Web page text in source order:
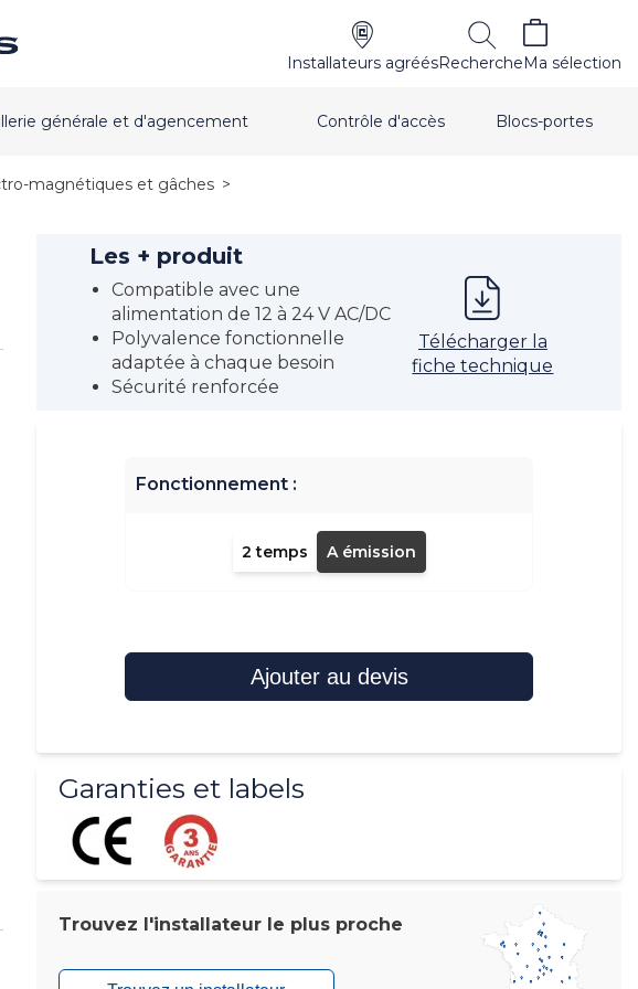
Installateurs agréésRechercheMa sélection
générale et d'agencement Contrôle d'accès Blocs-portes
magnétiques et gâches >
Les + produit
Compatible avec une
alimentation de 12 à 24 V AC/DC
Polyvalence fonctionnelle
adaptée à chaque besoin
Sécurité renforcée
Télécharger la
fiche technique
Fonctionnement :
2 temps A émission
Ajouter au devis
Garanties et labels
Trouvez l'installateur le plus proche